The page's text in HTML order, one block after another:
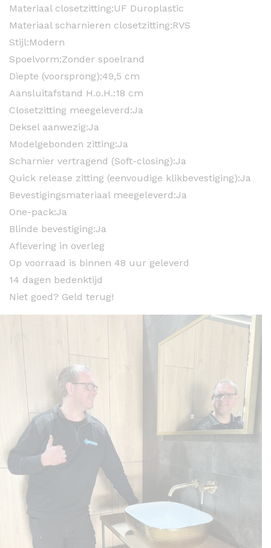
Materiaal closetzitting:UF Duroplastic
Materiaal scharnieren closetzitting:RVS
Stijl:Modern
Spoelvorm:Zonder spoelrand
Diepte (voorsprong):49,5 cm
Aansluitafstand H.o.H.:18 cm
Closetzitting meegeleverd:Ja
Deksel aanwezig:Ja
Modelgebonden zitting:Ja
Scharnier vertragend (Soft-closing):Ja
Quick release zitting (eenvoudige klikbevestiging):Ja
Bevestigingsmateriaal meegeleverd:Ja
One-pack:Ja
Blinde bevestiging:Ja
Aflevering in overleg
Op voorraad is binnen 48 uur geleverd
14 dagen bedenktijd
Niet goed? Geld terug!